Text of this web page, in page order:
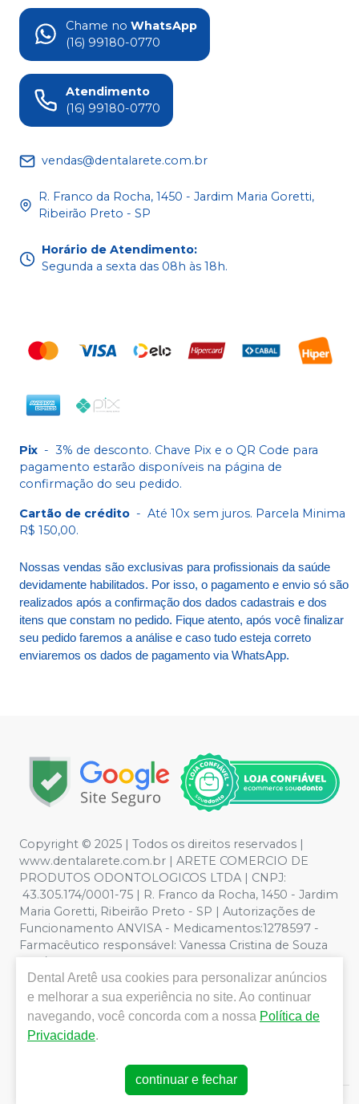
Chame no WhatsApp
(16) 99180-0770
Atendimento
(16) 99180-0770
vendas@dentalarete.com.br
R. Franco da Rocha, 1450 - Jardim Maria Goretti,
Ribeirão Preto - SP
Horário de Atendimento:
Segunda a sexta das 08h às 18h.
Pix - 3% de desconto. Chave Pix e o QR Code para
pagamento estarão disponíveis na página de
confirmação do seu pedido.
Cartão de crédito - Até 10x sem juros. Parcela Minima
R$ 150,00.
Nossas vendas são exclusivas para profissionais da saúde
devidamente habilitados. Por isso, o pagamento e envio só são
realizados após a confirmação dos dados cadastrais e dos
itens que constam no pedido. Fique atento, após você finalizar
seu pedido faremos a análise e caso tudo esteja correto
enviaremos os dados de pagamento via WhatsApp.
Copyright © 2025 | Todos os direitos reservados |
www.dentalarete.com.br | ARETE COMERCIO DE
PRODUTOS ODONTOLOGICOS LTDA | CNPJ:
43.305.174/0001-75 | R. Franco da Rocha, 1450 - Jardim
Maria Goretti, Ribeirão Preto - SP | Autorizações de
Funcionamento ANVISA - Medicamentos:1278597 -
Farmacêutico responsável: Vanessa Cristina de Souza
CRF/SP nº 52627 | Política de Privacidade e Segurança -
Fotos meramente ilustrativas - Os preços e condições
da loja virtual estão sujeitos a alterações. Em caso de
divergência de preços no site, o valor válido é o do
Carrinho de Compra. Não vendemos por atacado, por
isso nos reservamos o direito de não atender compras
de grandes volumes pelo site.
Dental Aretê usa cookies para personalizar anúncios
e melhorar a sua experiência no site. Ao continuar
navegando, você concorda com a nossa Política de
Privacidade.
continuar e fechar